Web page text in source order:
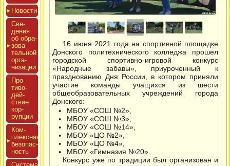
Новос­ти
Све­
дения
об об­ра­
зова­
тель­ной
ор­га­
низа­ции
Про­
тиво­
дей­
ствие
кор­
рупции
Ком­
плексная
бе­зопас­
ность
16 июня 2021 года на спортивной площадке
Донского политехнического колледжа прошел
городской спортивно-игровой конкурс
«Народные забавы», приуроченный к
празднованию Дня России, в котором приняли
участие команды учащихся из шести
общеобразовательных учреждений города
Донского:
МБОУ «СОШ №2»,
МБОУ «СОШ №3»,
МБОУ «СОШ №14»,
МБОУ «ЦО №2»,
МБОУ «ЦО №4»,
МБОУ «Гимназия №20».
Конкурс уже по традиции был организован и